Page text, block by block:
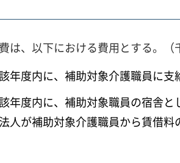
は、以下における費用とする。（
年度内に、補助対象介護職員に支
年度内に、補助対象職員の宿舎
人が補助対象介護職員から賃借